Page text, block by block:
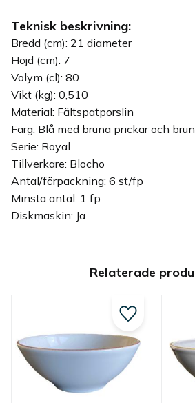
Teknisk beskrivning:
Bredd (cm): 21 diameter
Höjd (cm): 7
Volym (cl): 80
Vikt (kg): 0,510
Material: Fältspatporslin
Färg: Blå med bruna prickar och
Serie: Royal
Tillverkare: Blocho
Antal/förpackning: 6 st/fp
Minsta antal: 1 fp
Diskmaskin: Ja
Relaterade
Lägg till i